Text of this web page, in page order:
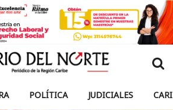
POLÍTICA JUDICIALES